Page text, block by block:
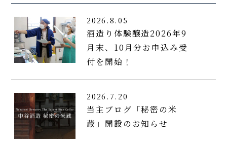
2026.8.05
酒造り体験醸造2026年9
月末、10月分お申込み受
付を開始！
2026.7.20
当主ブログ「秘密の米
蔵」開設のお知らせ